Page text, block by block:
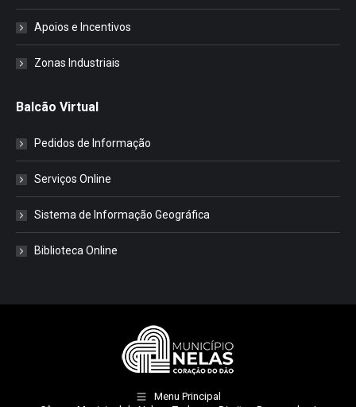
Apoios e Incentivos
Zonas Industriais
Balcão Virtual
Pedidos de Informação
Serviços Online
Sistema de Informação Geográfica
Biblioteca Online
Menu Principal